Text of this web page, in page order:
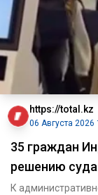
https://total.kz
06 Августа 2026
35 граждан
решению суда
К